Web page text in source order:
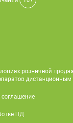
розничной
дистанционным
соглашение
ПД